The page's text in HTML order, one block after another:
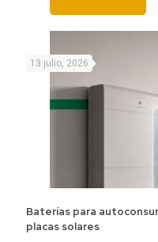
13 julio, 2026
Baterías para
placas solares